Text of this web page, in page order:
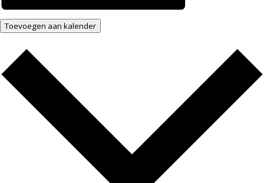
Toevoegen aan kalender